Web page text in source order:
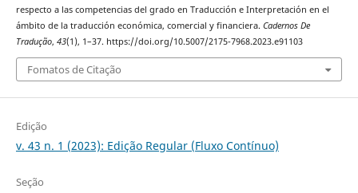
respecto a las competencias del grado en Traducción e Interpretación en el
ámbito de la traducción económica, comercial y financiera. Cadernos De
Tradução, 43(1), 1–37. https://doi.org/10.5007/2175-7968.2023.e91103
Fomatos de Citação
Edição
v. 43 n. 1 (2023): Edição Regular (Fluxo Contínuo)
Seção